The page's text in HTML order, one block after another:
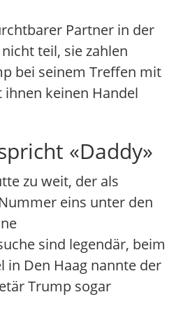
Partner in der
teil, sie zahlen
bei seinem Treffen mit
ihnen keinen Handel
«Daddy»
zu weit, der als
eins unter den
sind legendär, beim
in Den Haag nannte der
Trump sogar